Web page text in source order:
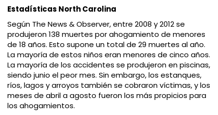
Estadísticas North Carolina
Según The News & Observer, entre 2008 y 2012 se
produjeron 138 muertes por ahogamiento de menores
de 18 años. Esto supone un total de 29 muertes al año.
La mayoría de estos niños eran menores de cinco años.
La mayoría de los accidentes se produjeron en piscinas,
siendo junio el peor mes. Sin embargo, los estanques,
ríos, lagos y arroyos también se cobraron víctimas, y los
meses de abril a agosto fueron los más propicios para
los ahogamientos.